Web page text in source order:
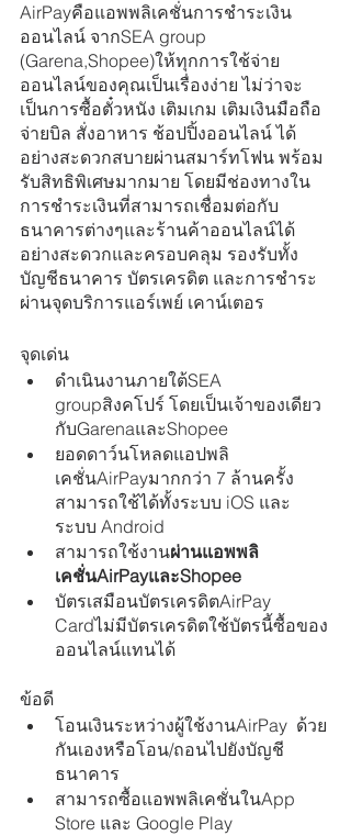
AirPayคือแอพพลิเคชั่นการชำระเงิน
ออนไลน์ จากSEA group
(Garena,Shopee)ให้ทุกการใช้จ่าย
ออนไลน์ของคุณเป็นเรื่องง่าย ไม่ว่าจะ
เป็นการซื้อตั๋วหนัง เติมเกม เติมเงินมือถือ
จ่ายบิล สั่งอาหาร ช้อปปิ้งออนไลน์ ได้
อย่างสะดวกสบายผ่านสมาร์ทโฟน พร้อม
รับสิทธิพิเศษมากมาย โดยมีช่องทางใน
การชำระเงินที่สามารถเชื่อมต่อกับ
ธนาคารต่างๆและร้านค้าออนไลน์ได้
อย่างสะดวกและครอบคลุม รองรับทั้ง
บัญชีธนาคาร บัตรเครดิต และการชำระ
ผ่านจุดบริการแอร์เพย์ เคาน์เตอร
จุดเด่น
ดำเนินงานภายใต้SEA
groupสิงคโปร์ โดยเป็นเจ้าของเดียว
กับGarenaและShopee
ยอดดาว์นโหลดแอปพลิ
เคชั่นAirPayมากกว่า 7 ล้านครั้ง
สามารถใช้ได้ทั้งระบบ iOS และ
ระบบ Android
สามารถใช้งานผ่านแอพพลิ
เคชั่นAirPayและShopee
บัตรเสมือนบัตรเครดิตAirPay
Cardไม่มีบัตรเครดิตใช้บัตรนี้ซื้อของ
ออนไลน์แทนได้
ข้อดี
โอนเงินระหว่างผู้ใช้งานAirPay  ด้วย
กันเองหรือโอน/ถอนไปยังบัญชี
ธนาคาร
สามารถซื้อแอพพลิเคชั่นในApp
Store และ Google Play